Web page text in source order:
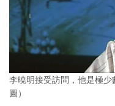
李曉明接受訪問，他是極
圖）